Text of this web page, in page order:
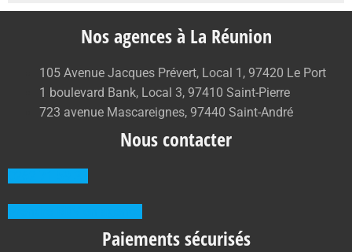
Nos agences à La Réunion
105 Avenue Jacques Prévert, Local 1, 97420 Le Port
1 boulevard Bank, Local 3, 97410 Saint-Pierre
723 avenue Mascareignes, 97440 Saint-André
Nous contacter
Paiements sécurisés